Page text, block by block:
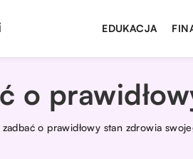
EDUKACJA
o
zadbać o prawidłowy stan zdrowia